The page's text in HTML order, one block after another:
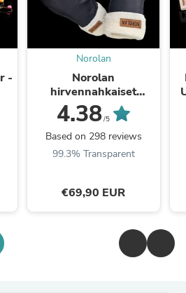
-
Norolan
Norolan
hirvennahkaiset
pilkkirukkaset
4.38/5
Based on 298 reviews
99.3% Transparent
€69,90 EUR